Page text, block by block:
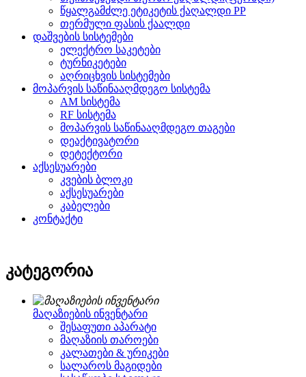
წყალგამძლე ეტიკეტის ქაღალდი PP
თერმული ფასის ქაალდი
დაშვების სისტემები
ელექტრო საკეტები
ტურნიკეტები
აღრიცხვის სისტემები
მოპარვის საწინააღმდეგო სისტემა
AM სისტემა
RF სისტემა
მოპარვის საწინააღმდეგო თაგები
დეაქტივატორი
დეტექტორი
აქსესუარები
კვების ბლოკი
აქსესუარები
კაბელები
კონტაქტი
კატეგორია
მაღაზიების ინვენტარი
შესაფუთი აპარატი
მაღაზიის თაროები
კალათები & ურიკები
სალაროს მაგიდები